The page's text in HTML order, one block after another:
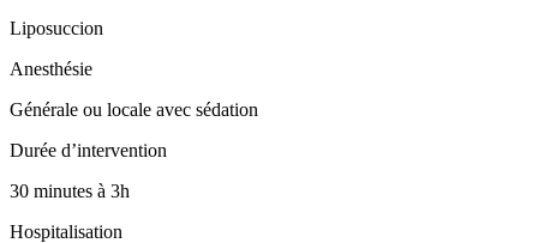
Liposuccion
Anesthésie
Générale ou locale avec sédation
Durée d’intervention
30 minutes à 3h
Hospitalisation